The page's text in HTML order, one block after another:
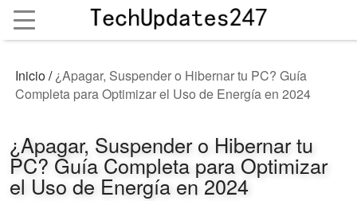
Inicio/¿Apagar, Suspender o Hibernar tu PC? Guía
Completa para Optimizar el Uso de Energía en 2024
¿Apagar, Suspender o Hibernar tu
PC? Guía Completa para Optimizar
el Uso de Energía en 2024